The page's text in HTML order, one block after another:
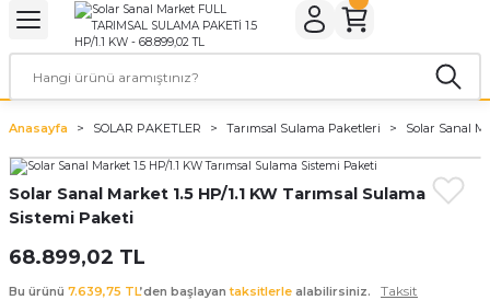
Geri Dön
Geri Dön
CİHAZLARI
Cihazları
Cihazları
Geri Dön
Geri Dön
Geri Dön
Geri Dön
Evi Paketleri
Paketleri
Anasayfa SOLAR PAKETLER Tarımsal Sulama Paketleri Solar Sanal
Solar Sanal Market 1.5 HP/1.1 KW Tarımsal Sulama
Sistemi Paketi
68.899,02 TL
Bu ürünü 7.639,75 TL’den başlayantaksitlerle alabilirsiniz.
Taksit